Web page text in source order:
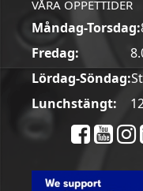
VÅRA ÖPPETTIDER
Måndag-Torsdag:
Fredag:
Lördag-Söndag:
Lunchstängt: